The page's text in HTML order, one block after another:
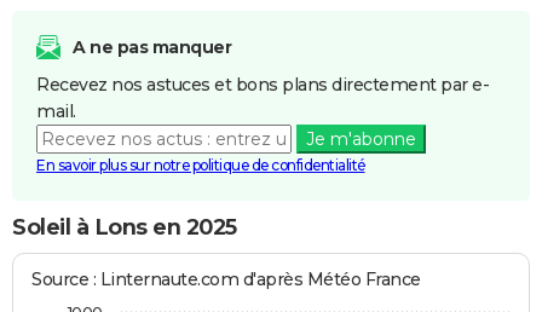
A ne pas manquer
Recevez nos astuces et bons plans directement par e-
mail.
Je m'abonne
En savoir plus sur notre politique de confidentialité
Soleil à Lons en 2025
Source : Linternaute.com d'après Météo France